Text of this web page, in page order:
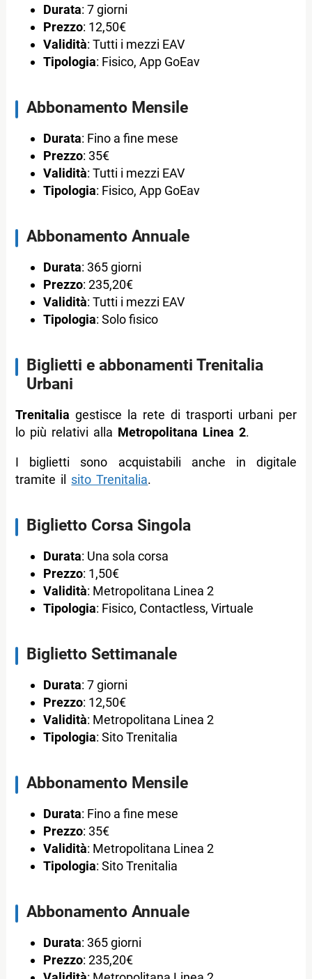
Durata: 7 giorni
Prezzo: 12,50€
Validità: Tutti i mezzi EAV
Tipologia: Fisico, App GoEav
Abbonamento Mensile
Durata: Fino a fine mese
Prezzo: 35€
Validità: Tutti i mezzi EAV
Tipologia: Fisico, App GoEav
Abbonamento Annuale
Durata: 365 giorni
Prezzo: 235,20€
Validità: Tutti i mezzi EAV
Tipologia: Solo fisico
Biglietti e abbonamenti Trenitalia
Urbani
Trenitaliagestisce la rete di trasporti urbani per
lo più relativi alla Metropolitana Linea 2.
I biglietti sono acquistabili anche in digitale
tramite il sito Trenitalia.
Biglietto Corsa Singola
Durata: Una sola corsa
Prezzo: 1,50€
Validità: Metropolitana Linea 2
Tipologia: Fisico, Contactless, Virtuale
Biglietto Settimanale
Durata: 7 giorni
Prezzo: 12,50€
Validità: Metropolitana Linea 2
Tipologia: Sito Trenitalia
Abbonamento Mensile
Durata: Fino a fine mese
Prezzo: 35€
Validità: Metropolitana Linea 2
Tipologia: Sito Trenitalia
Abbonamento Annuale
Durata: 365 giorni
Prezzo: 235,20€